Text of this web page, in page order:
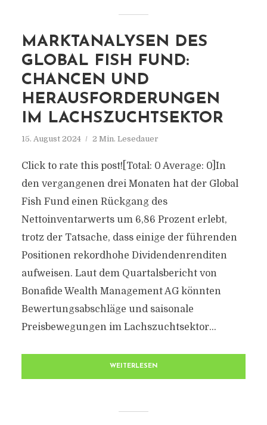
MARKTANALYSEN DES
GLOBAL FISH FUND:
CHANCEN UND
HERAUSFORDERUNGEN
IM LACHSZUCHTSEKTOR
15. August 2024 2 Min. Lesedauer
Click to rate this post![Total: 0 Average: 0]In
den vergangenen drei Monaten hat der Global
Fish Fund einen Rückgang des
Nettoinventarwerts um 6,86 Prozent erlebt,
trotz der Tatsache, dass einige der führenden
Positionen rekordhohe Dividendenrenditen
aufweisen. Laut dem Quartalsbericht von
Bonafide Wealth Management AG könnten
Bewertungsabschläge und saisonale
Preisbewegungen im Lachszuchtsektor...
WEITERLESEN